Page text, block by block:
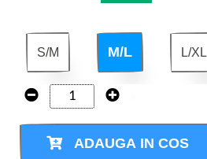
S/M M/L L/XL
ADAUGA IN COS